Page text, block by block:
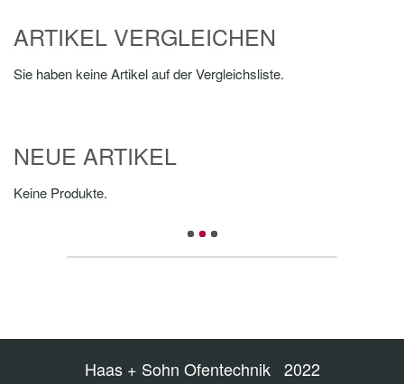
ARTIKEL VERGLEICHEN
Sie haben keine Artikel auf der Vergleichsliste.
NEUE ARTIKEL
Keine Produkte.
Haas + Sohn Ofentechnik 2022